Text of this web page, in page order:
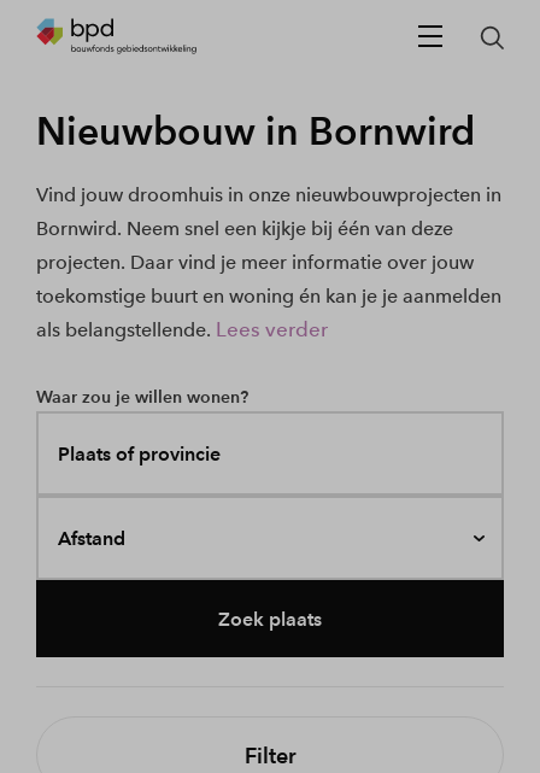
Nieuwbouw in Bornwird
Vind jouw droomhuis in onze nieuwbouwprojecten in
Bornwird. Neem snel een kijkje bij één van deze
projecten. Daar vind je meer informatie over jouw
toekomstige buurt en woning én kan je je aanmelden
als belangstellende. Lees verder
Waar zou je willen wonen?
Plaats of provincie
Afstand
Zoek plaats
Filter